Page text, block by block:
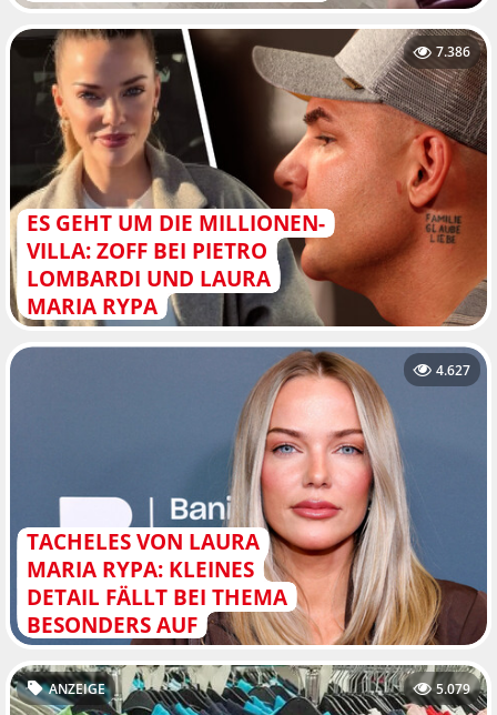
ES GEHT UM DIE MILLIONEN-
VILLA: ZOFF BEI PIETRO
LOMBARDI UND LAURA
MARIA RYPA
7.386
TACHELES VON LAURA
MARIA RYPA: KLEINES
DETAIL FÄLLT BEI THEMA
BESONDERS AUF
4.627
ANZEIGE 5.079